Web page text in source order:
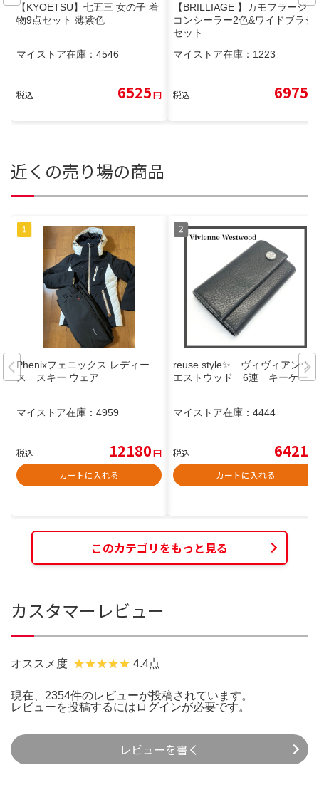
【KYOETSU】七五三 女の子 着
物9点セット 薄紫色
マイストア在庫： 4546
税込 6525円
【BRILLIAGE 】カモフラージュ
コンシーラー2色&ワイドブラシ
セット
マイストア在庫： 1223
税込 6975
近くの売り場の商品
Phenixフェニックス レディー
ス スキー ウェア
マイストア在庫： 4959
税込 12180円
カートに入れる
reuse.style✨ ヴィヴィアンウ
エストウッド 6連 キーケース
マイストア在庫： 4444
税込 6421
カートに入れる
このカテゴリをもっと見る
カスタマーレビュー
オススメ度 4.4点
現在、2354件のレビューが投稿されています。
レビューを投稿するには ログインが必要です。
レビューを書く